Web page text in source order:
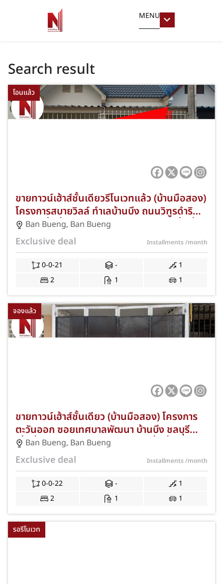
MENU
Search result
โอนแล้ว
ขายทาวน์เฮ้าส์ชั้นเดียวรีโนเวทแล้ว (บ้านมือสอง)
โครงการสบายวิลล์ ทำเลบ้านบึง ถนนวิฑูรดำริ
ชลบุรี เนื้อที่ 21 ตร.ว. 2 ห้องนอน 1 ห้องน้ำ ที่
จอดรถ 1 คัน ใกล้ตลาดสดบ้านบึง โลตัสบ้านบึง
และถนนสาย 344 พร้อมฟรีค่าธรรมเนียมการ
โอนและค่าจดจำนอง JS-310
Ban Bueng, Ban Bueng
Exclusive deal Installments/month
0-0-21 -
1
2
1 1
จองแล้ว
ขายทาวน์เฮ้าส์ชั้นเดียว (บ้านมือสอง) โครงการ
ตะวันออก ซอยเทศบาลพัฒนา บ้านบึง ชลบุรี
เนื้อที่ 22 ตร.ว. 2 ห้องนอน 1 ห้องน้ำ ที่จอดรถ 1
คัน ทำเลใจกลางชุมชน ใกล้โลตัสบ้านบึง บิ๊กซี
บ้านบึง ตลาดบ้านบึง และถนนสาย 344 พร้อมฟรี
ค่าธรรมเนียมการโอนและค่าจดจำนอง JS-363
Ban Bueng, Ban Bueng
Exclusive deal Installments/month
0-0-22 -
1
2
1 1
รอรีโนเวท